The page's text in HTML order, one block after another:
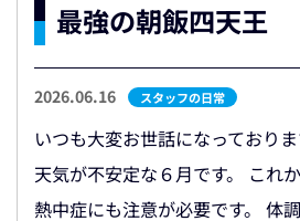
最強の朝飯四天王
2026.06.16 スタッフの日常
いつも大変お世話になっており
天気が不安定な６月です。 これ
熱中症にも注意が必要です。 体